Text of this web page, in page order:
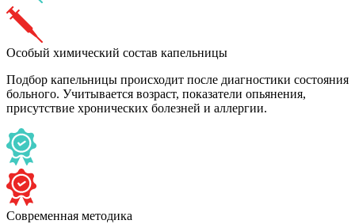
Особый химический состав капельницы
Подбор капельницы происходит после диагностики состояния
больного. Учитывается возраст, показатели опьянения,
присутствие хронических болезней и аллергии.
Современная методика